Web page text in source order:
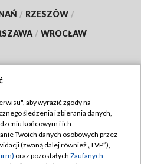
/ RZESZÓW /
/ WROCŁAW
TVP
TVP
prywatności
aby wyrazić zgody na
śledzenia i zbierania danych,
końcowym i ich
Twoich danych osobowych przez
(zwaną dalej również „TVP”),
oraz pozostałych Zaufanych